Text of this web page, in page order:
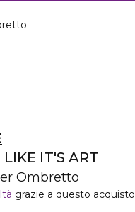
LIKE IT'S ART
Ombretto
grazie a questo acquisto